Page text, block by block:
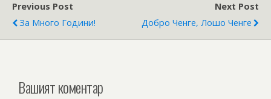
Previous Post
За Много Години!
Next Post
Добро Ченге, Лошо Ченге
Вашият коментар